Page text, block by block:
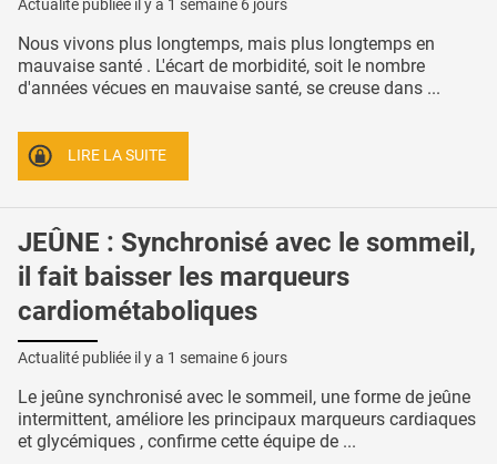
Actualité publiée il y a 1 semaine 6 jours
Nous vivons plus longtemps, mais plus longtemps en
mauvaise santé . L'écart de morbidité, soit le nombre
d'années vécues en mauvaise santé, se creuse dans ...
LIRE LA SUITE
JEÛNE : Synchronisé avec le sommeil,
il fait baisser les marqueurs
cardiométaboliques
Actualité publiée il y a 1 semaine 6 jours
Le jeûne synchronisé avec le sommeil, une forme de jeûne
intermittent, améliore les principaux marqueurs cardiaques
et glycémiques , confirme cette équipe de ...